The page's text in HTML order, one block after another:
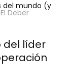
del mundo (y
Deber
del líder